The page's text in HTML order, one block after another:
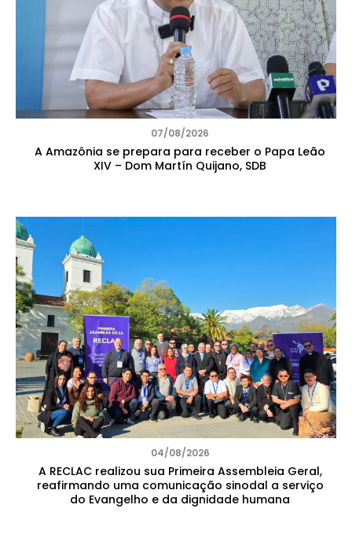
07/08/2026
A Amazônia se prepara para receber o Papa Leão
XIV – Dom Martín Quijano, SDB
04/08/2026
A RECLAC realizou sua Primeira Assembleia Geral,
reafirmando uma comunicação sinodal a serviço
do Evangelho e da dignidade humana